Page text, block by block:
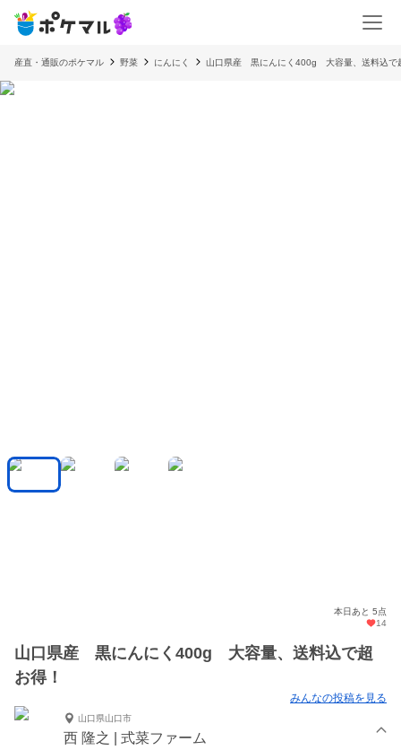
産直・通販のポケマル 野菜 にんにく 山口県産 黒にんにく400g 大容量、送料込で
本日あと 5点
14
山口県産 黒にんにく400g 大容量、送料込で超
お得！
みんなの投稿を見る
山口県山口市
西 隆之 | 式菜ファーム